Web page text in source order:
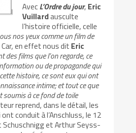
AvecL’Ordre du jour, Eric
Vuillardausculte
l’histoire officielle, celle
nos yeux comme un film de
Car, en effet nous dit Eric
des films que l’on regarde, ce
ou de propagande qui
histoire, ce sont eux qui ont
intime; et tout ce que
soumis à ce fond de toile
reprend, dans le détail, les
conduit à l’Anschluss, le 12
et Arthur Seyss-